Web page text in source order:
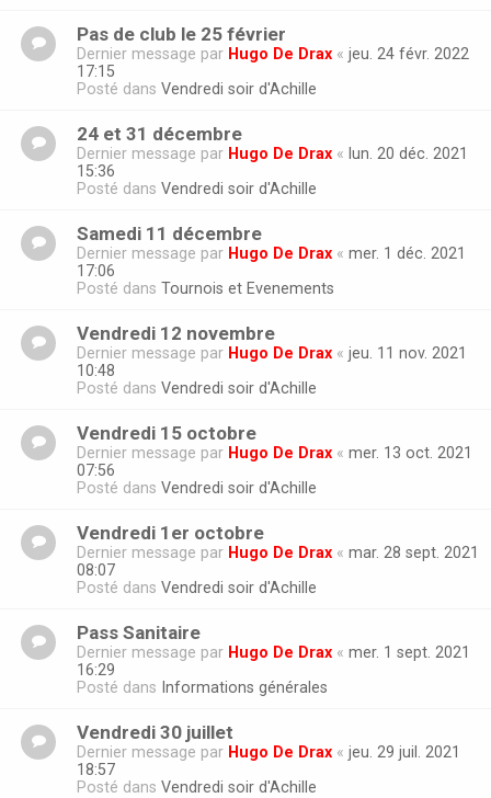
Pas de club le 25 février
Dernier message par Hugo De Drax « jeu. 24 févr. 2022
17:15
Posté dans Vendredi soir d'Achille
24 et 31 décembre
Dernier message par Hugo De Drax « lun. 20 déc. 2021
15:36
Posté dans Vendredi soir d'Achille
Samedi 11 décembre
Dernier message par Hugo De Drax « mer. 1 déc. 2021
17:06
Posté dans Tournois et Evenements
Vendredi 12 novembre
Dernier message par Hugo De Drax « jeu. 11 nov. 2021
10:48
Posté dans Vendredi soir d'Achille
Vendredi 15 octobre
Dernier message par Hugo De Drax « mer. 13 oct. 2021
07:56
Posté dans Vendredi soir d'Achille
Vendredi 1er octobre
Dernier message par Hugo De Drax « mar. 28 sept. 2021
08:07
Posté dans Vendredi soir d'Achille
Pass Sanitaire
Dernier message par Hugo De Drax « mer. 1 sept. 2021
16:29
Posté dans Informations générales
Vendredi 30 juillet
Dernier message par Hugo De Drax « jeu. 29 juil. 2021
18:57
Posté dans Vendredi soir d'Achille